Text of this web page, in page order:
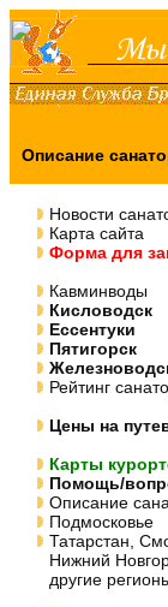
Описание
Новости
Карта сайта
Форма для
Кавминводы
Кисловодск
Ессентуки
Пятигорск
Рейтинг
Цены на
Карты
Помощь/
Описание
Подмосковье
Татарстан,
Нижний
другие